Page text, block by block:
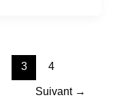
3 4
Suivant →